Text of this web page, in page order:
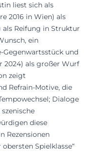
liest sich als
2016 in Wien) als
als Reifung in Struktur
ein
Gegenwartsstück und
2024) als großer Wurf
zeigt
Refrain-Motive, die
Dialoge
diese
Rezensionen
Spielklasse“